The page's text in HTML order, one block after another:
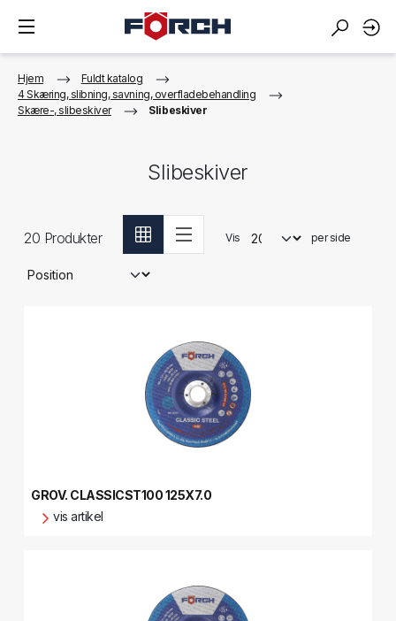
Hjem
Fuldt katalog
4 Skæring, slibning, savning, overfladebehandling
Skære-, slibeskiver
Slibeskiver
Slibeskiver
20 Produkter Vis per side
GROV. CLASSICST100 125X7.0
vis artikel